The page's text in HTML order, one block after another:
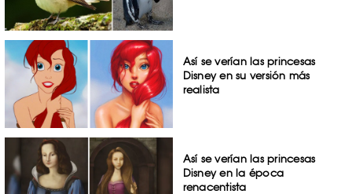
Así se verían las princesas
Disney en su versión más
realista
Así se verían las princesas
Disney en la época
renacentista